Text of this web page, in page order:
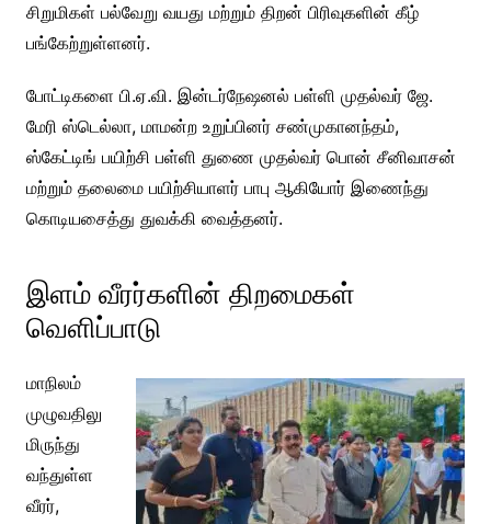
சிறுமிகள் பல்வேறு வயது மற்றும் திறன் பிரிவுகளின் கீழ்
பங்கேற்றுள்ளனர்.
போட்டிகளை பி.ஏ.வி. இன்டர்நேஷனல் பள்ளி முதல்வர் ஜே.
மேரி ஸ்டெல்லா, மாமன்ற உறுப்பினர் சண்முகானந்தம்,
ஸ்கேட்டிங் பயிற்சி பள்ளி துணை முதல்வர் பொன் சீனிவாசன்
மற்றும் தலைமை பயிற்சியாளர் பாபு ஆகியோர் இணைந்து
கொடியசைத்து துவக்கி வைத்தனர்.
இளம் வீரர்களின் திறமைகள்
வெளிப்பாடு
மாநிலம்
முழுவதிலு
மிருந்து
வந்துள்ள
வீரர்,